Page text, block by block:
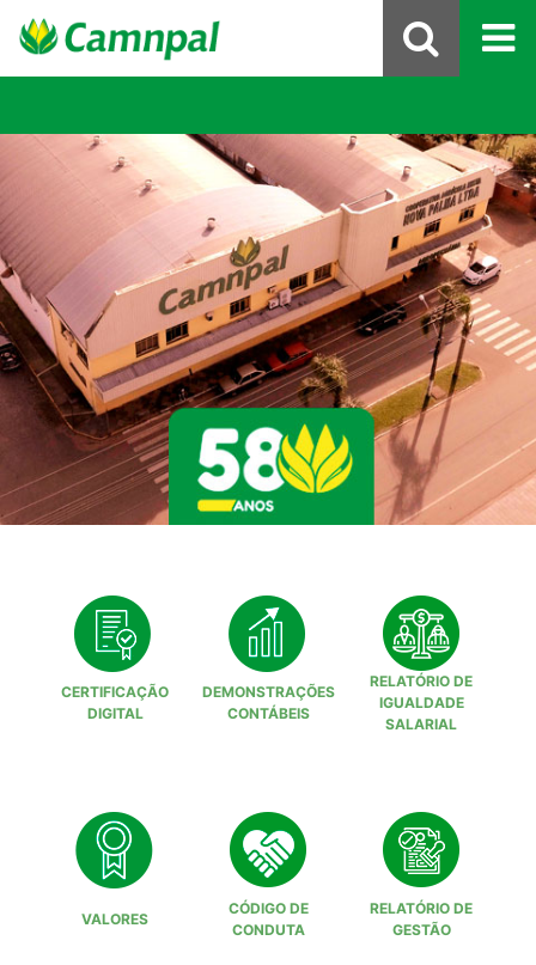
CERTIFICAÇÃO
DIGITAL
DEMONSTRAÇÕES
CONTÁBEIS
RELATÓRIO DE
IGUALDADE
SALARIAL
VALORES
CÓDIGO DE
CONDUTA
RELATÓRIO DE
GESTÃO